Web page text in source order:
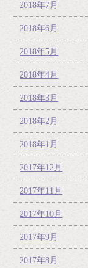
2018年7月
2018年6月
2018年5月
2018年4月
2018年3月
2018年2月
2018年1月
2017年12月
2017年11月
2017年10月
2017年9月
2017年8月